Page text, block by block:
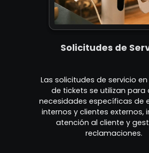
Solicitudes de
Las solicitudes de servicio
de tickets se utilizan para
necesidades específicas de
internos y clientes externos,
atención al cliente y
reclamaciones.